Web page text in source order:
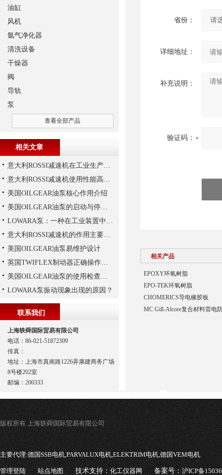
省份：
详细地址：
补充说明：
验证码：
相关产品
EPOXY环氧树脂
EPO-TEK环氧树脂
CHOMERICS导电橡胶板
MC Gill-Alcore复合材料雷电
油缸
风机
氩气净化器
清洗设备
干燥器
阀
导轨
泵
查看全部产品
相关文章
意大利ROSSI减速机在工业生产中的主要应用场景与技术优势
意大利ROSSI减速机使用性能高、持久，运行平稳
美国OILGEAR油泵核心作用介绍
美国OILGEAR油泵的启动与停机操作注意
LOWARA泵：一种在工业装置中广泛使用的泵
意大利ROSSI减速机的作用主要包括哪些？
美国OILGEAR油泵易维护设计
英国TWIFLEX制动器正确操作方法
美国OILGEAR油泵的使用检查及流程
LOWARA泵振动现象出现的原因？
联系我们
上海轶舜国际贸易有限公司
电话：86-021-51872309
传真：
地址：上海市真南路1226弄康建商务广场
8号楼202室
邮编：200333
版权所有 上海轶舜国际贸易有限公司
主要代理:德国SSB电机,PARVALUX电机,ELEKTRIM电机,德国VEM电机
管理登陆 站点地图 技术支持：化工仪器网 备案号：沪ICP备